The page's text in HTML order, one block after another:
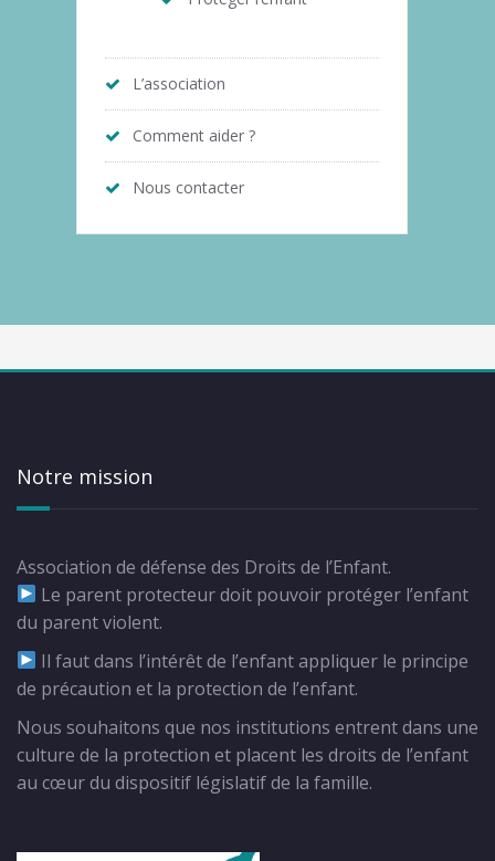
L’association
Comment aider ?
Nous contacter
Notre mission
Association de défense des Droits de l’Enfant.
Le parent protecteur doit pouvoir protéger l’enfant
du parent violent.
Il faut dans l’intérêt de l’enfant appliquer le principe
de précaution et la protection de l’enfant.
Nous souhaitons que nos institutions entrent dans une
culture de la protection et placent les droits de l’enfant
au cœur du dispositif législatif de la famille.